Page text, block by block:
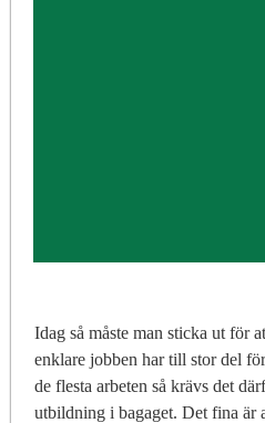
Idag så måste man sticka ut för
enklare jobben har till stor del
de flesta arbeten så krävs det
utbildning i bagaget. Det fina är